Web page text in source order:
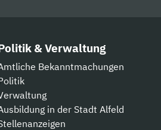
& Verwaltung
Bekanntmachungen
in der Stadt Alfeld